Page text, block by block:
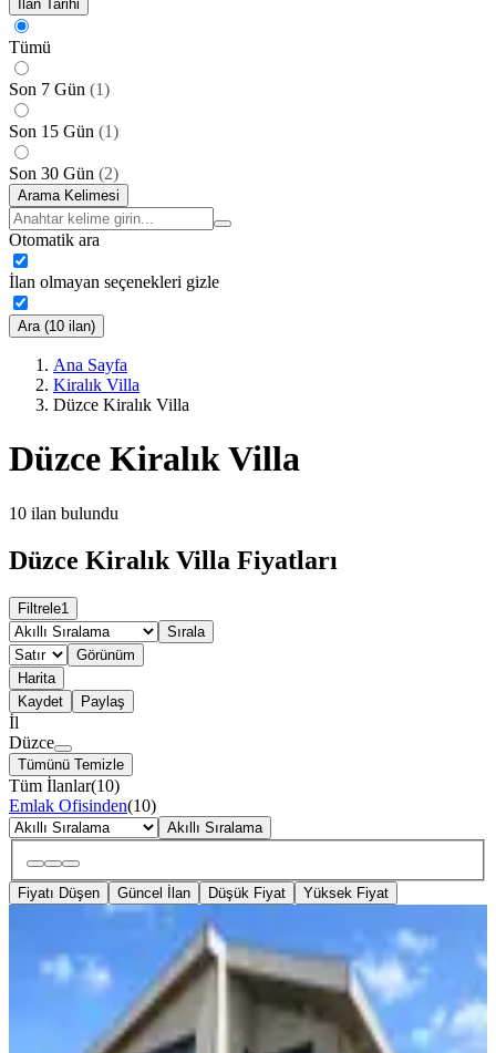
İlan Tarihi
Tümü
Son 7 Gün (1)
Son 15 Gün (1)
Son 30 Gün (2)
Arama Kelimesi
Otomatik ara
İlan olmayan seçenekleri gizle
Ara (10 ilan)
Ana Sayfa
Kiralık Villa
Düzce Kiralık Villa
Düzce Kiralık Villa
10 ilan bulundu
Düzce Kiralık Villa Fiyatları
Filtrele1
Sırala
Görünüm
Harita
Kaydet
Paylaş
İl
Düzce
Tümünü Temizle
Tüm İlanlar(10)
Emlak Ofisinden(10)
Akıllı Sıralama
Fiyatı Düşen Güncel İlan Düşük Fiyat Yüksek Fiyat
Hak Emlaktan Kazukoğlu
Mahallesinde Kiralık 4+1 Ultra Lüks
Villa
Düzce, Merkez